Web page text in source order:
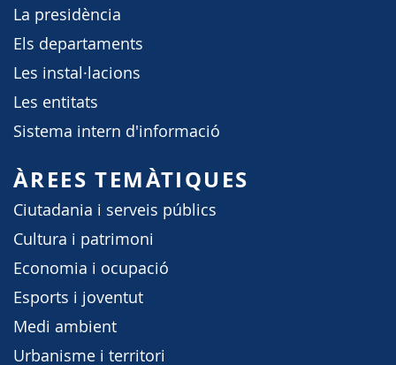
La presidència
Els departaments
Les instal·lacions
Les entitats
Sistema intern d'informació
ÀREES TEMÀTIQUES
Ciutadania i serveis públics
Cultura i patrimoni
Economia i ocupació
Esports i joventut
Medi ambient
Urbanisme i territori